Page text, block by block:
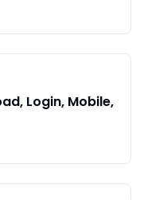
Login, Mobile,